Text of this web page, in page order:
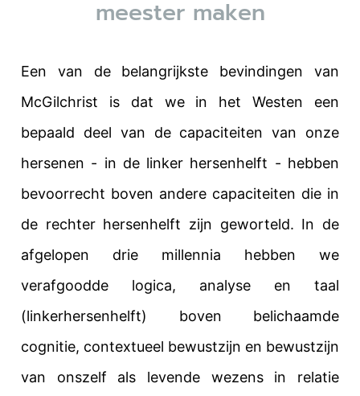
meester maken
Een van de belangrijkste bevindingen van
McGilchrist is dat we in het Westen een
bepaald deel van de capaciteiten van onze
hersenen - in de linker hersenhelft - hebben
bevoorrecht boven andere capaciteiten die in
de rechter hersenhelft zijn geworteld. In de
afgelopen drie millennia hebben we
verafgoodde logica, analyse en taal
(linkerhersenhelft) boven belichaamde
cognitie, contextueel bewustzijn en bewustzijn
van onszelf als levende wezens in relatie